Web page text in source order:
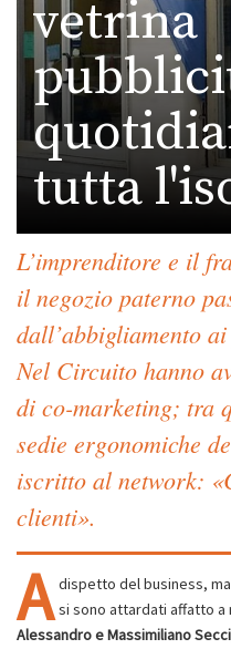
vetrina
tutta
L’imprenditore e il
il negozio paterno
dall’abbigliamento
Nel Circuito hanno
di co-marketing; tra
sedie ergonomiche
iscritto al network:
clienti».
A dispetto del business,
si sono attardati affatto a
Alessandro e Massimiliano